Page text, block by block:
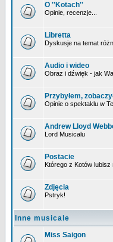
O ''Kotach''
Opinie, recenzje...
Libretta
Dyskusje na temat
Audio i wideo
Obraz i dźwięk - jak
Przybyłem,
Opinie o spektaklu w
Andrew Lloyd
Lord Musicalu
Postacie
Którego z Kotów lubisz
Zdjęcia
Pstryk!
Inne musicale
Miss Saigon